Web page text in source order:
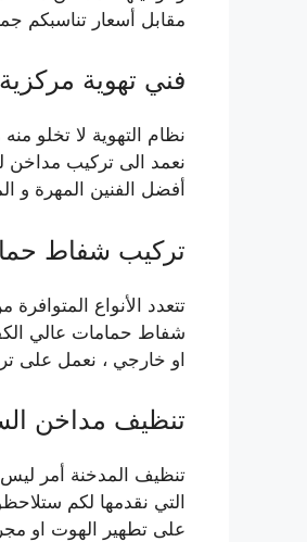
مقابل أسعار تناسبكم
فني تهوية
نظام التهوية لا تخلو
نعمد الى تركيب مداخن
أفضل الفنين المهرة
تركيب شفاط
تتعدد الأنواع
شفاط حمامات عالي
او خارجي ، نعمل على
تنظيف مداخن
تنظيف المدخنة أمر
التي نقدمها لكم
على تطهير الهوت او